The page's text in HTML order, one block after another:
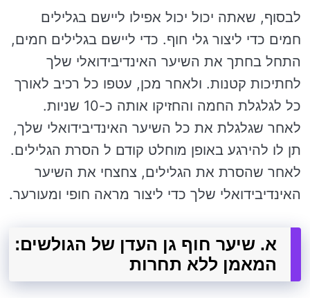
לבסוף, שאתה יכול יכול אפילו ליישם בגלילים
חמים כדי ליצור גלי חוף. כדי ליישם בגלילים חמים,
התחל בחתך את השיער האינדיבידואלי שלך
לחתיכות קטנות. ולאחר מכן, עטפו כל רכיב לאורך
כל לגלגלת החמה והחזיקו אותה כ-10 שניות.
לאחר שגלגלת את כל השיער האינדיבידואלי שלך,
תן לו להירגע באופן מוחלט קודם ל הסרת הגלילים.
לאחר שהסרת את הגלילים, צחצחי את השיער
האינדיבידואלי שלך כדי ליצור מראה חופי ומעורער.
א. שיער חוף גן העדן של הגולשים:
המאמן ללא תחרות